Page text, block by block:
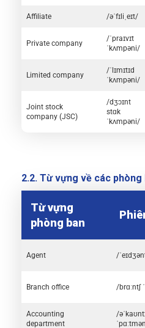
Affiliate /əˈfɪliˌeɪt/
Private company
/ˈpraɪvɪt
ˈkʌmpəni/
Limited company
/ˈlɪmɪtɪd
ˈkʌmpəni/
Joint stock
company (JSC)
/dʒɔɪnt
stɑk
ˈkʌmpəni/
2.2. Từ vựng về các
Từ vựng
phòng ban
Agent /
Branch office /brɑːntʃ
Accounting
department
/